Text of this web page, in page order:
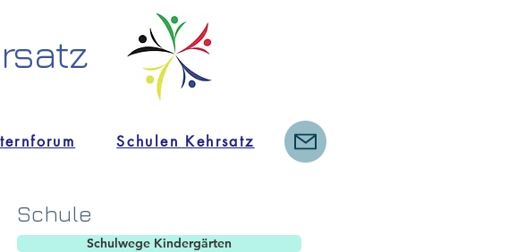
Schulen Kehrsatz
Schule
Schulwege Kindergärten